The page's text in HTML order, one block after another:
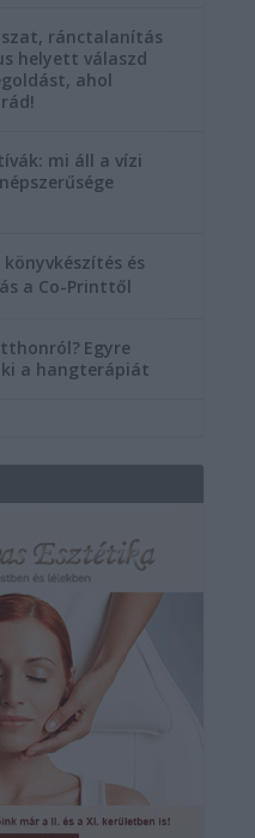
ránctalanítás
helyett válaszd
ahol
mi áll a vízi
könyvkészítés és
a Co-Printtől
Egyre
ki a hangterápiát